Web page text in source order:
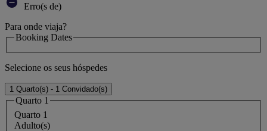
Erro(s de)
Para onde viaja?
Booking Dates
Selecione os seus hóspedes
1 Quarto(s) - 1 Convidado(s)
Quarto 1
Quarto 1
Adulto(s)